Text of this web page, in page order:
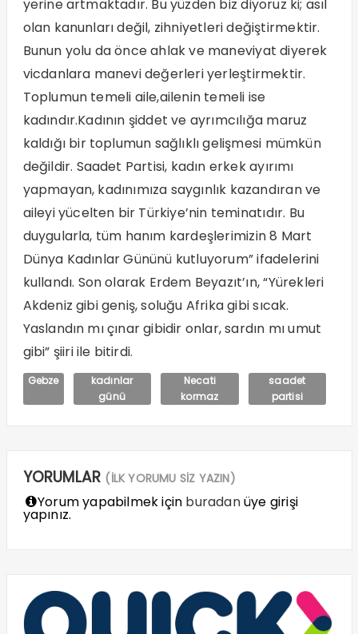
yerine artmaktadır. Bu yüzden biz diyoruz ki; asıl
olan kanunları değil, zihniyetleri değiştirmektir.
Bunun yolu da önce ahlak ve maneviyat diyerek
vicdanlara manevi değerleri yerleştirmektir.
Toplumun temeli aile,ailenin temeli ise
kadındır.Kadının şiddet ve ayrımcılığa maruz
kaldığı bir toplumun sağlıklı gelişmesi mümkün
değildir. Saadet Partisi, kadın erkek ayırımı
yapmayan, kadınımıza saygınlık kazandıran ve
aileyi yücelten bir Türkiye’nin teminatıdır. Bu
duygularla, tüm hanım kardeşlerimizin 8 Mart
Dünya Kadınlar Gününü kutluyorum” ifadelerini
kullandı. Son olarak Erdem Beyazıt’ın, “Yürekleri
Akdeniz gibi geniş, soluğu Afrika gibi sıcak.
Yaslandın mı çınar gibidir onlar, sardın mı umut
gibi” şiiri ile bitirdi.
Gebze
kadınlar
günü
Necati
kormaz
saadet
partisi
YORUMLAR (İLK YORUMU SİZ YAZIN)
Yorum yapabilmek için buradanüye girişi
yapınız.